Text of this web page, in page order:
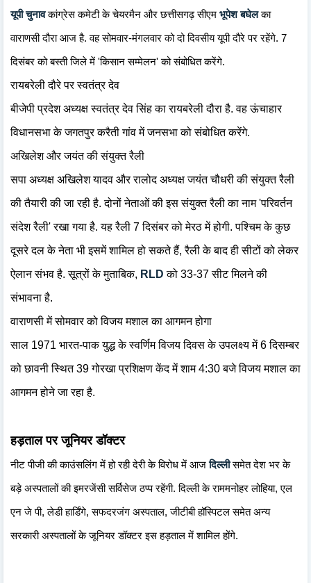
यूपी चुनावकांग्रेस कमेटी के चेयरमैन और छत्तीसगढ़ सीएम भूपेश बघेलका
वाराणसी दौरा आज है. वह सोमवार-मंगलवार को दो दिवसीय यूपी दौरे पर रहेंगे. 7
दिसंबर को बस्ती जिले में 'किसान सम्मेलन' को संबोधित करेंगे.
रायबरेली दौरे पर स्वतंत्र देव
बीजेपी प्रदेश अध्यक्ष स्वतंत्र देव सिंह का रायबरेली दौरा है. वह ऊंचाहार
विधानसभा के जगतपुर करैती गांव में जनसभा को संबोधित करेंगे.
अखिलेश और जयंत की संयुक्त रैली
सपा अध्यक्ष अखिलेश यादव और रालोद अध्यक्ष जयंत चौधरी की संयुक्त रैली
की तैयारी की जा रही है. दोनों नेताओं की इस संयुक्त रैली का नाम 'परिवर्तन
संदेश रैली' रखा गया है. यह रैली 7 दिसंबर को मेरठ में होगी. पश्चिम के कुछ
दूसरे दल के नेता भी इसमें शामिल हो सकते हैं, रैली के बाद ही सीटों को लेकर
ऐलान संभव है. सूत्रों के मुताबिक, RLD को 33-37 सीट मिलने की
संभावना है.
वाराणसी में सोमवार को विजय मशाल का आगमन होगा
साल 1971 भारत-पाक युद्ध के स्वर्णिम विजय दिवस के उपलक्ष्य में 6 दिसम्बर
को छावनी स्थित 39 गोरखा प्रशिक्षण केंद में शाम 4:30 बजे विजय मशाल का
आगमन होने जा रहा है.
हड़ताल पर जूनियर डॉक्टर
नीट पीजी की काउंसलिंग में हो रही देरी के विरोध में आजदिल्लीसमेत देश भर के
बड़े अस्पतालों की इमरजेंसी सर्विसेज ठप्प रहेंगी. दिल्ली के राममनोहर लोहिया, एल
एन जे पी, लेडी हार्डिंगे, सफदरजंग अस्पताल, जीटीबी हॉस्पिटल समेत अन्य
सरकारी अस्पतालों के जूनियर डॉक्टर इस हड़ताल में शामिल होंगे.